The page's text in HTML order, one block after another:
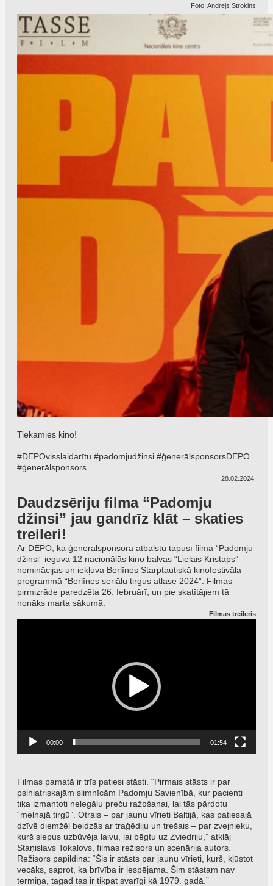
Foto: Andrejs Strokins
Tiekamies kino!
#DEPOvisslaidarītu #padomjudžinsi #ģenerālsponsorsDEPO
#ģenerālsponsors
28.02.2024.
Daudzsēriju filma “Padomju
džinsi” jau gandrīz klāt – skaties
treileri!
Ar DEPO, kā ģenerālsponsora atbalstu tapusī filma “Padomju
džinsi” ieguva 12 nacionālās kino balvas “Lielais Kristaps”
nominācijas un iekļuva Berlīnes Starptautiskā kinofestivāla
programmā “Berlīnes seriālu tirgus atlase 2024”. Filmas
pirmizrāde paredzēta 26. februārī, un pie skatītājiem tā
nonāks marta sākumā.
Filmas treileris
00:00 01:54
Filmas pamatā ir trīs patiesi stāsti. “Pirmais stāsts ir par
psihiatriskajām slimnīcām Padomju Savienībā, kur pacienti
tika izmantoti nelegālu preču ražošanai, lai tās pārdotu
“melnajā tirgū”. Otrais – par jaunu vīrieti Baltijā, kas patiesajā
dzīvē diemžēl beidzās ar traģēdiju un trešais – par zvejnieku,
kurš slepus uzbūvēja laivu, lai bēgtu uz Zviedriju,” atklāj
Staņislavs Tokalovs, filmas režisors un scenārija autors.
Režisors papildina: “Šis ir stāsts par jaunu vīrieti, kurš, kļūstot
vecāks, saprot, ka brīvība ir iespējama. Šim stāstam nav
termiņa, tagad tas ir tikpat svarīgi kā 1979. gadā.”